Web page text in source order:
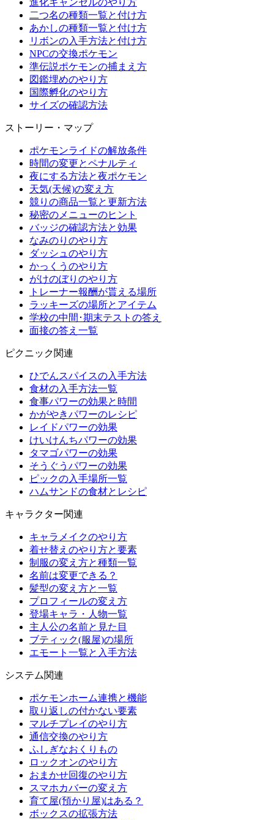
進化キャンセルのやり方
二つ名の種類一覧と付け方
あかしの種類一覧と付け方
リボンの入手方法と付け方
NPCの交換ポケモン
準伝説ポケモンの捕まえ方
図鑑埋めのやり方
国際孵化のやり方
サイズの確認方法
ストーリー・マップ
ポケモンライドの解放条件
時間の変更とペナルティ
夜にする方法と夜ポケモン
天気(天候)の変え方
競りの商品一覧と更新方法
秘密のメニューのヒント
バッジの確認方法と効果
なみのりのやり方
ダッシュのやり方
かっくうのやり方
がけのぼりのやり方
トレーナー報酬が貰える場所
ラッキーズの場所とアイテム
学校の中間･期末テストの答え
面接の答え一覧
ピクニック関連
ひでんスパイスの入手方法
食材の入手方法一覧
食事パワーの効果と時間
かがやきパワーのレシピ
レイドパワーの効果
けいけんちパワーの効果
タマゴパワーの効果
そうぐうパワーの効果
ピックの入手場所一覧
ハムサンドの食材とレシピ
キャラクター関連
キャラメイクのやり方
着せ替えのやり方と要素
制服の変え方と種類一覧
名前は変更できる？
髪型の変え方と一覧
プロフィールの変え方
登場キャラ・人物一覧
主人公の名前と見た目
ブティック(服屋)の場所
エモート一覧と入手方法
システム関連
ポケモンホーム連携と機能
取り返しの付かない要素
マルチプレイのやり方
通信交換のやり方
ふしぎなおくりもの
ロックオンのやり方
おまかせ回復のやり方
スマホカバーの変え方
育て屋(預かり屋)はある？
ボックスの拡張方法